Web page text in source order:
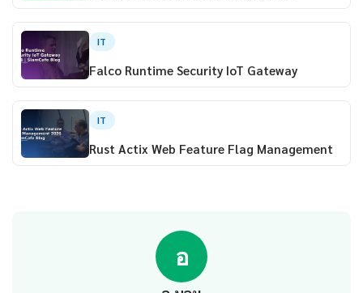
IT
Falco Runtime Security IoT Gateway
IT
Rust Actix Web Feature Flag Management
อ